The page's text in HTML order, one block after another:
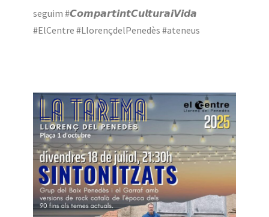
seguim #𝘾𝙤𝙢𝙥𝙖𝙧𝙩𝙞𝙣𝙩𝘾𝙪𝙡𝙩𝙪𝙧𝙖𝙞𝙑𝙞𝙙𝙖
#ElCentre #LlorençdelPenedès #ateneus